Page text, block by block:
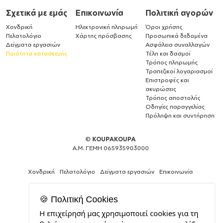
Σχετικά με εμάς
Χονδρική
Πελατολόγιο
Δείγματα εργασιών
Ποιότητα κατασκευής
Επικοινωνία
Ηλεκτρονική πληρωμή
Χάρτης πρόσβασης
Πολιτική αγορών
Όροι χρήσης
Προσωπικά δεδομένα
Ασφάλεια συναλλαγών
Τέλη και δασμοί
Τρόπος πληρωμής
Τραπεζικοί λογαριασμοί
Επιστροφές και
ακυρώσεις
Τρόπος αποστολής
Οδηγίες παραγγελίας
Πρόληψη και συντήρηση
© KOUPAKOUPA
Α.Μ. ΓΕΜΗ 065935903000
Χονδρική Πελατολόγιο Δείγματα εργασιών Επικοινωνία
Expert
🍪 Πολιτική Cookies
Η επιχείρησή μας χρησιμοποιεί cookies για τη